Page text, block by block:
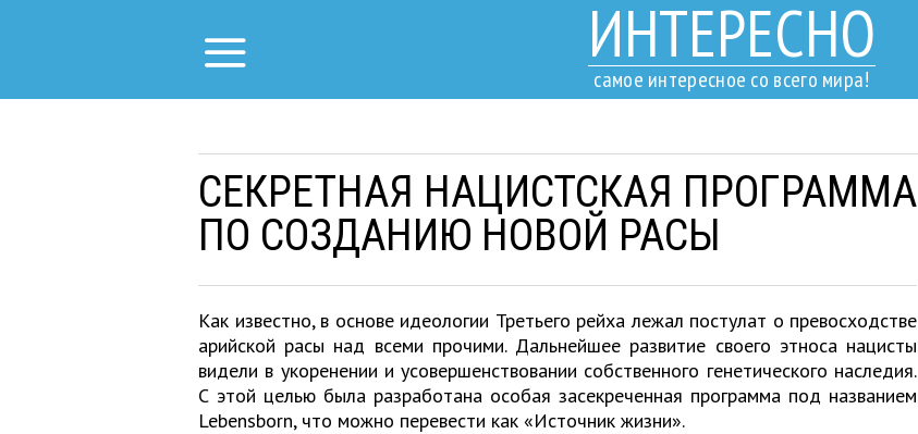
ИНТЕРЕСНО
самое интересное со всего мира!
СЕКРЕТНАЯ НАЦИСТСКАЯ ПРОГРАММА
ПО СОЗДАНИЮ НОВОЙ РАСЫ
Как известно, в основе идеологии Третьего рейха лежал постулат о превосходстве
арийской расы над всеми прочими. Дальнейшее развитие своего этноса нацисты
видели в укоренении и усовершенствовании собственного генетического наследия.
С этой целью была разработана особая засекреченная программа под названием
Lebensborn, что можно перевести как «Источник жизни».